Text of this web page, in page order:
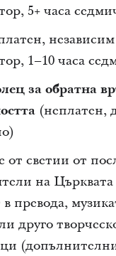
5+ часа
независим
1–10 часа
за обратна
(неплатен,
от светии от
на Църквата
превода,
друго